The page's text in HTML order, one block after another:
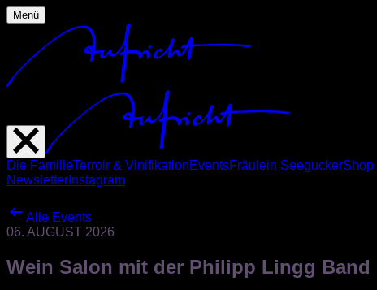
Menü
Die FamilieTerroir & VinifikationEventsFräulein SeeguckerShop
Newsletter Instagram
Alle Events
06. AUGUST 2026
Wein Salon mit der Philipp Lingg Band